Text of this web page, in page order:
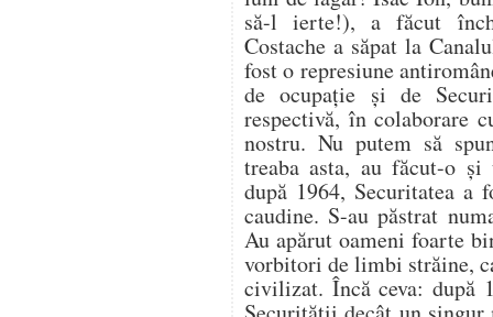
să-l ierte!), a făcut
Costache a săpat la
fost o represiune
de ocupaţie şi de
respectivă, în colaborare
nostru. Nu putem să
treaba asta, au făcut-o
după 1964, Securitatea
caudine. S-au păstrat
Au apărut oameni foarte
vorbitori de limbi străine,
civilizat. Încă ceva: după